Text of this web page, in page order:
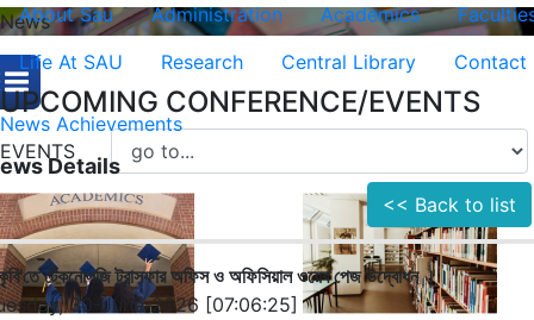
About Sau Administration Academics
Life At SAU
Research Central Library Contact
UPCOMING CONFERENCE/EVENTS
EVENTS
News
News Achievements
Details
<< Back to list
টেকনোলজি ট্রান্সফার অফিস ও অফিসিয়াল ওয়েব পেজ উদ্বোধন ।।
30-June-2026 [07:06:25]